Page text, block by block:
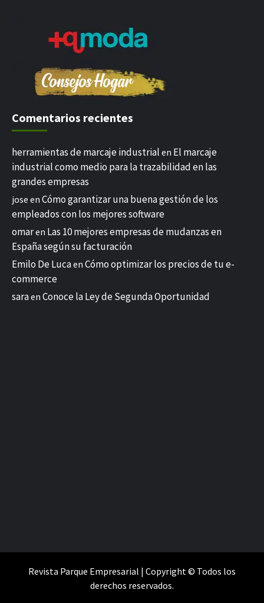
Comentarios recientes
herramientas de marcaje industrial en El marcaje
industrial como medio para la trazabilidad en las
grandes empresas
jose en Cómo garantizar una buena gestión de los
empleados con los mejores software
omaren Las 10 mejores empresas de mudanzas en
España según su facturación
Emilo De Lucaen Cómo optimizar los precios de tu e-
commerce
saraen Conoce la Ley de Segunda Oportunidad
Revista Parque Empresarial | Copyright © Todos los
derechos reservados.